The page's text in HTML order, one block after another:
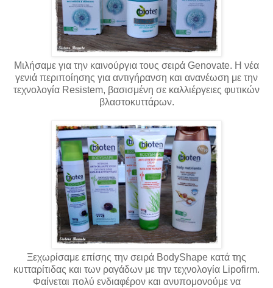
Μιλήσαμε για την καινούργια τους σειρά Genovate. Η νέα
γενιά περιποίησης για αντιγήρανση και ανανέωση με την
τεχνολογία Resistem, βασισμένη σε καλλιέργειες φυτικών
βλαστοκυττάρων.
Ξεχωρίσαμε επίσης την σειρά BodyShape κατά της
κυτταρίτιδας και των ραγάδων με την τεχνολογία Lipofirm.
Φαίνεται πολύ ενδιαφέρονκαι ανυπομονούμε να